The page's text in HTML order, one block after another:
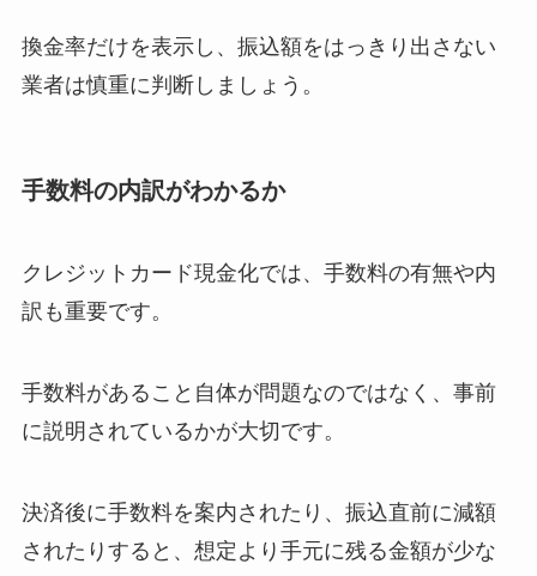
換金率だけを表示し、振込額をはっきり出さない
業者は慎重に判断しましょう。
手数料の内訳がわかるか
クレジットカード現金化では、手数料の有無や内
訳も重要です。
手数料があること自体が問題なのではなく、事前
に説明されているかが大切です。
決済後に手数料を案内されたり、振込直前に減額
されたりすると、想定より手元に残る金額が少な